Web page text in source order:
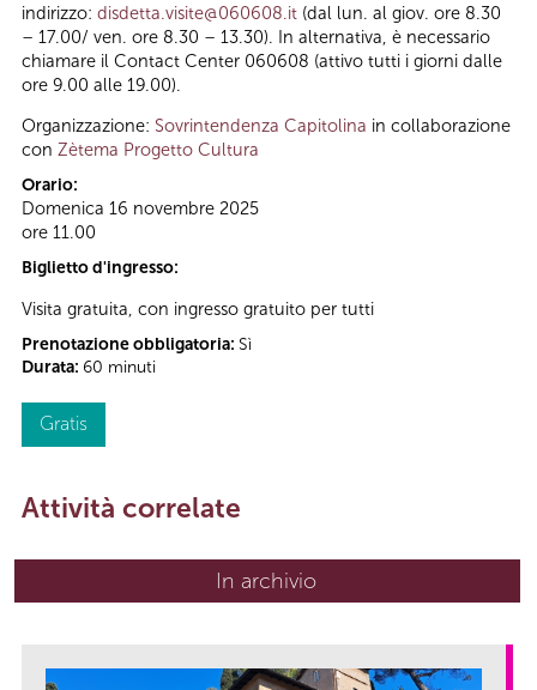
indirizzo: disdetta.visite@060608.it (dal lun. al giov. ore 8.30
– 17.00/ ven. ore 8.30 – 13.30). In alternativa, è necessario
chiamare il Contact Center 060608 (attivo tutti i giorni dalle
ore 9.00 alle 19.00).
Organizzazione: Sovrintendenza Capitolina in collaborazione
con Zètema Progetto Cultura
Orario:
Domenica 16 novembre 2025
ore 11.00
Biglietto d'ingresso:
Visita gratuita, con ingresso gratuito per tutti
Prenotazione obbligatoria: Sì
Durata: 60 minuti
Gratis
Attività correlate
In archivio